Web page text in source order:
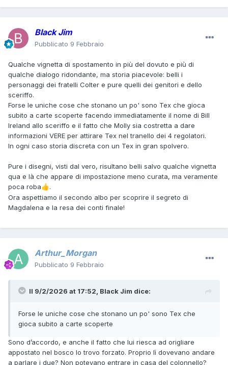
Black Jim
Pubblicato 9 Febbraio
Qualche vignetta di spostamento in più del dovuto e più di
qualche dialogo ridondante, ma storia piacevole: belli i
personaggi dei fratelli Colter e pure quelli dei genitori e dello
sceriffo.
Forse le uniche cose che stonano un po' sono Tex che gioca
subito a carte scoperte facendo immediatamente il nome di Bill
Ireland allo sceriffo e il fatto che Molly sia costretta a dare
informazioni VERE per attirare Tex nel tranello dei 4 regolatori.
In ogni caso storia discreta con un Tex in gran spolvero.
Pure i disegni, visti dal vero, risultano belli salvo qualche vignetta
qua e là che appare di impostazione meno curata, ma veramente
poca roba👍.
Ora aspettiamo il secondo albo per scoprire il segreto di
Magdalena e la resa dei conti finale!
Arthur_Morgan
Pubblicato 9 Febbraio
Il 9/2/2026 at 17:52, Black Jim dice:
Forse le uniche cose che stonano un po' sono Tex che
gioca subito a carte scoperte
Sono d’accordo, e anche il fatto che lui riesca ad origliare
appostato nel bosco lo trovo forzato. Proprio lì dovevano andare
a parlare i due? Non potevano entrare in casa del colonnello?